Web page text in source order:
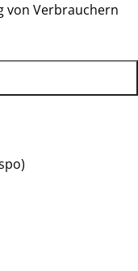
von Verbrauchern